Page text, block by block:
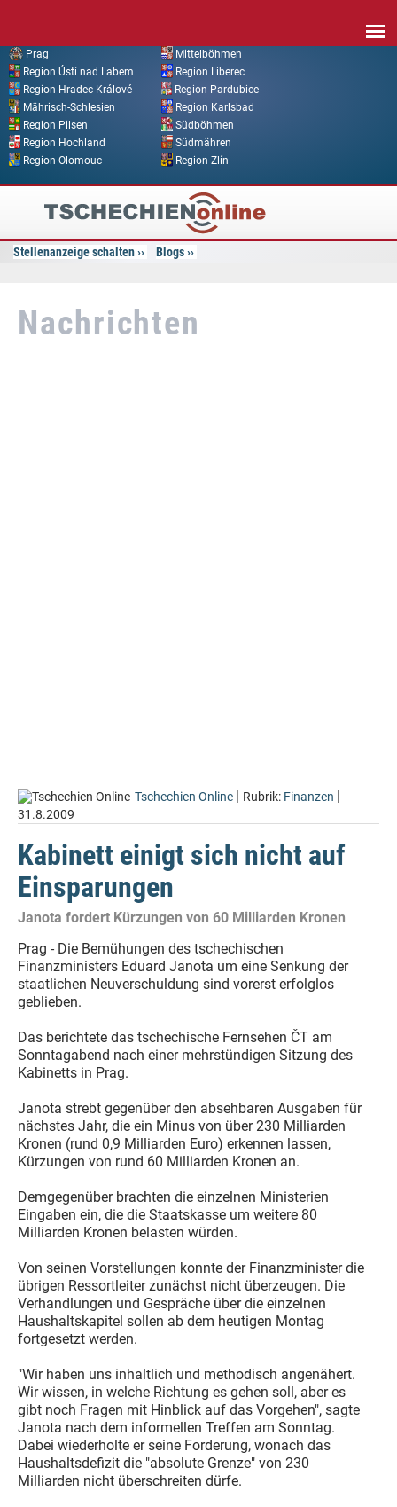
Prag
Mittelböhmen
Region Ústí nad Labem
Region Liberec
Region Hradec Králové
Region Pardubice
Mährisch-Schlesien
Region Karlsbad
Region Pilsen
Südböhmen
Region Hochland
Südmähren
Region Olomouc
Region Zlín
Tschechien
Online
Stellenanzeige schalten Blogs
Nachrichten
Tschechien Online | Rubrik: Finanzen |
31.8.2009
Kabinett einigt sich nicht auf
Einsparungen
Janota fordert Kürzungen von 60 Milliarden Kronen
Prag - Die Bemühungen des tschechischen
Finanzministers Eduard Janota um eine Senkung der
staatlichen Neuverschuldung sind vorerst erfolglos
geblieben.
Das berichtete das tschechische Fernsehen ČT am
Sonntagabend nach einer mehrstündigen Sitzung des
Kabinetts in Prag.
Janota strebt gegenüber den absehbaren Ausgaben für
nächstes Jahr, die ein Minus von über 230 Milliarden
Kronen (rund 0,9 Milliarden Euro) erkennen lassen,
Kürzungen von rund 60 Milliarden Kronen an.
Demgegenüber brachten die einzelnen Ministerien
Eingaben ein, die die Staatskasse um weitere 80
Milliarden Kronen belasten würden.
Von seinen Vorstellungen konnte der Finanzminister die
übrigen Ressortleiter zunächst nicht überzeugen. Die
Verhandlungen und Gespräche über die einzelnen
Haushaltskapitel sollen ab dem heutigen Montag
fortgesetzt werden.
"Wir haben uns inhaltlich und methodisch angenähert.
Wir wissen, in welche Richtung es gehen soll, aber es
gibt noch Fragen mit Hinblick auf das Vorgehen", sagte
Janota nach dem informellen Treffen am Sonntag.
Dabei wiederholte er seine Forderung, wonach das
Haushaltsdefizit die "absolute Grenze" von 230
Milliarden nicht überschreiten dürfe.